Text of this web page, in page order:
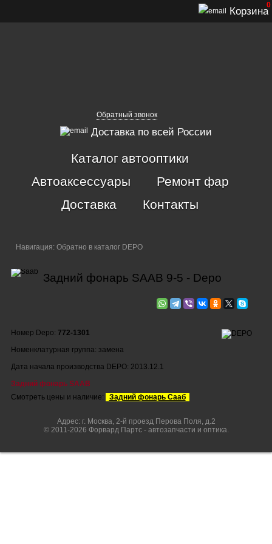
Обратный звонок
Доставка по всей России
Корзина
0
Каталог автооптики
Автоаксессуары
Ремонт фар
Доставка
Контакты
Навигация: Обратно в каталог DEPO
Задний фонарь SAAB 9-5 - Depo
Номер Depo: 772-1301
Номенклатурная группа: замена
Дата начала производства DEPO: 2013.12.1
Задний фонарь SAAB
Смотреть цены и наличие:
Задний фонарь Сааб
Адрес: г. Москва, 2-й проезд Перова Поля, д.2
© 2011-2026 Форвард Партс - автозапчасти и оптика.